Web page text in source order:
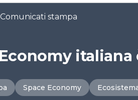
Comunicati stampa
Space Economy